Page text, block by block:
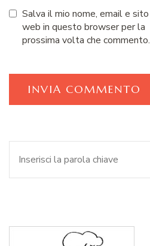
Salva il mio nome, email e sito
web in questo browser per la
prossima volta che commento.